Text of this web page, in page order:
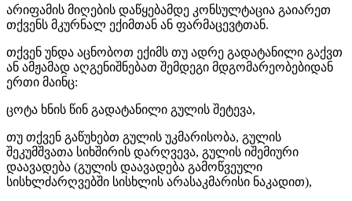
არიფამის მიღების დაწყებამდე კონსულტაცია გაიარეთ
თქვენს მკურნალ ექიმთან ან ფარმაცევტთან.
თქვენ უნდა აცნობოთ ექიმს თუ ადრე გადატანილი გაქვთ
ან ამჟამად აღგენიშნებათ შემდეგი მდგომარეობებიდან
ერთი მაინც:
ცოტა ხნის წინ გადატანილი გულის შეტევა,
თუ თქვენ გაწუხებთ გულის უკმარისობა, გულის
შეკუმშვათა სიხშირის დარღვევა, გულის იშემიური
დაავადება (გულის დაავადება გამოწვეული
სისხლძარღვებში სისხლის არასაკმარისი ნაკადით),